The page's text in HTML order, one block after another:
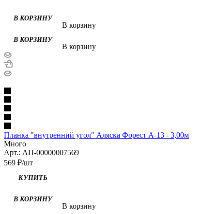
В корзину
В корзину
Планка "внутренний угол" Аляска Форест А-13 - 3,00м
Много
Арт.: АП-00000007569
569 ₽/шт
В корзину